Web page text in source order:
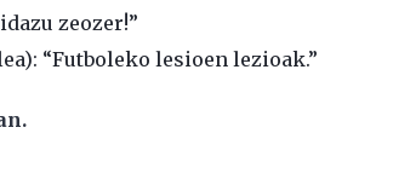
zeozer!”
“Futboleko lesioen lezioak.”